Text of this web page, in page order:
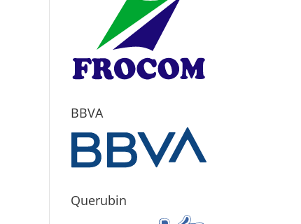
BBVA
Querubin